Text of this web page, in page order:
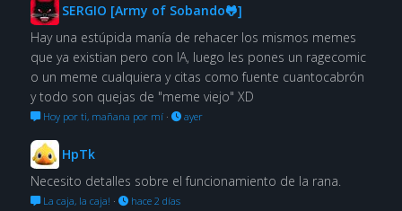
SERGIO [Army of Sobando🐸]
Hay una estúpida manía de rehacer los mismos memes
que ya existian pero con IA, luego les pones un ragecomic
o un meme cualquiera y citas como fuente cuantocabrón
y todo son quejas de "meme viejo" XD
Hoy por ti, mañana por mí· ayer
HpTk
Necesito detalles sobre el funcionamiento de la rana.
La caja, la caja! · hace 2 días